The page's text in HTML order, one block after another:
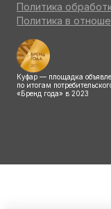
Политика
Политика в
Куфар — площадка
по итогам
«Бренд года» в 2023